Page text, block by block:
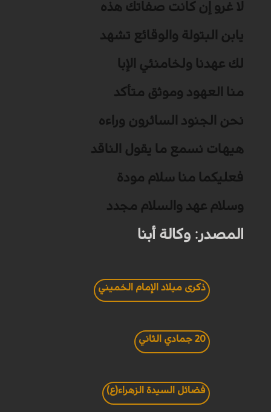
لا غرو إن كانت صفاتك هذه
يابن البتولة والوقائع تشهد
لك عهدنا ولخامنئي الإبا
منا العهود وموثق متأكد
نحن الجنود السائرون وراءه
هيهات نسمع ما يقول الناقد
فعليكما منا سلام مودة
وسلام عهد والسلام مجدد
المصدر: وكالة أبنا
ذكرى ميلاد الإمام الخميني
20 جمادي الثاني
فضائل السيدة الزهراء(ع)